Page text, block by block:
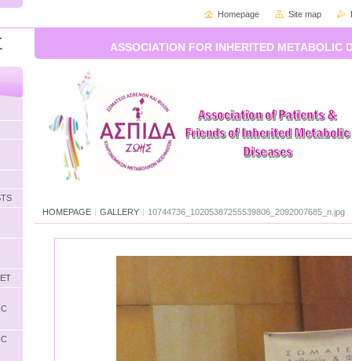
ASSOCIATION FOR INHERITED METABOLIC
HOMEPAGE | GALLERY | 10744736_10205387255539806_2092007685_n.jpg
Homepage Site map